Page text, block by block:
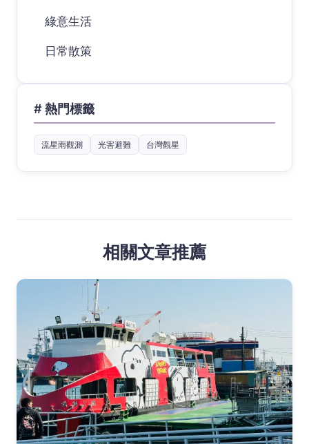
綠意生活
日常散策
# 熱門標籤
流星雨觀測 光害避難 台灣觀星
相關文章推薦